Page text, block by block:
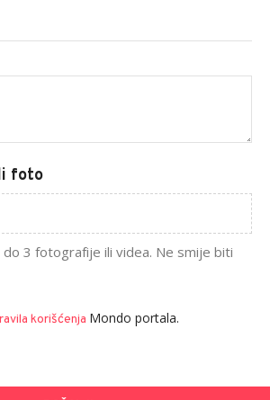
foto
3 fotografije ili videa. Ne smije biti
korišćenja Mondo portala.